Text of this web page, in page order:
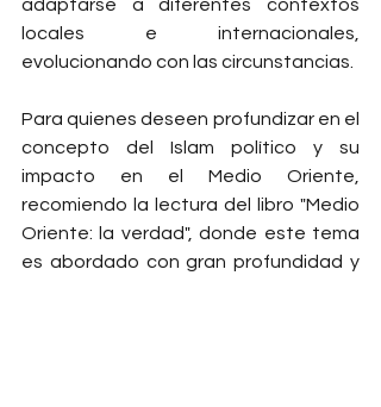
adaptarse a diferentes contextos
locales e internacionales,
evolucionando con las circunstancias.
Para quienes deseen profundizar en el
concepto del Islam político y su
impacto en el Medio Oriente,
recomiendo la lectura del libro "Medio
Oriente: la verdad", donde este tema
es abordado con gran profundidad y